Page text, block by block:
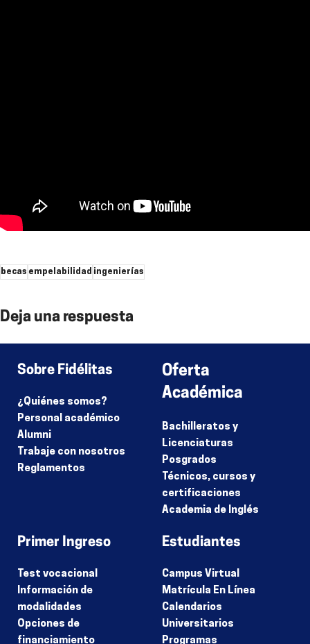
becas empelabilidad ingenierías
Deja una respuesta
Sobre Fidélitas
¿Quiénes somos?
Personal académico
Alumni
Trabaje con nosotros
Reglamentos
Oferta
Académica
Bachilleratos y
Licenciaturas
Posgrados
Técnicos, cursos y
certificaciones
Academia de Inglés
Primer Ingreso
Test vocacional
Información de
modalidades
Opciones de
financiamiento
Estudiantes
Campus Virtual
Matrícula En Línea
Calendarios
Universitarios
Programas